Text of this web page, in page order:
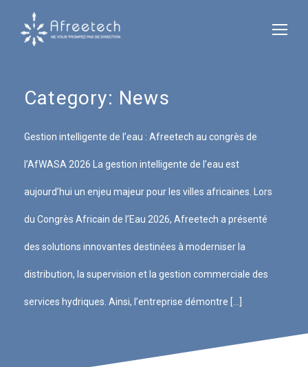
Category: News
Gestion intelligente de l’eau : Afreetech au congrès de
l’AfWASA 2026 La gestion intelligente de l’eau est
aujourd’hui un enjeu majeur pour les villes africaines. Lors
du Congrès Africain de l’Eau 2026, Afreetech a présenté
des solutions innovantes destinées à moderniser la
distribution, la supervision et la gestion commerciale des
services hydriques. Ainsi, l’entreprise démontre […]